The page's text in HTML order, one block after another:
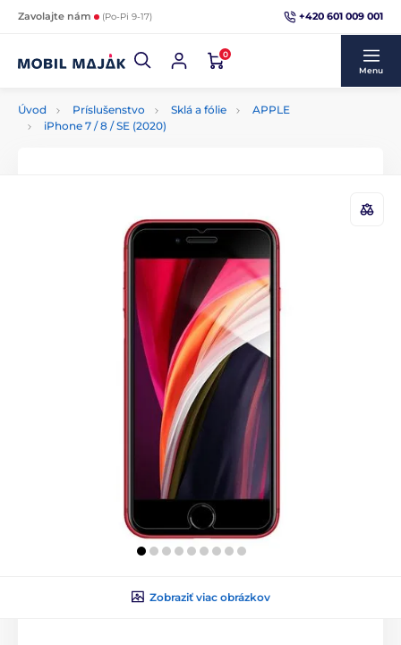
Zavolajte nám (Po-Pi 9-17) +420 601 009 001
0
Menu
Úvod Príslušenstvo Sklá a fólie
APPLE
iPhone 7 / 8 / SE (2020)
Zobraziť viac obrázkov